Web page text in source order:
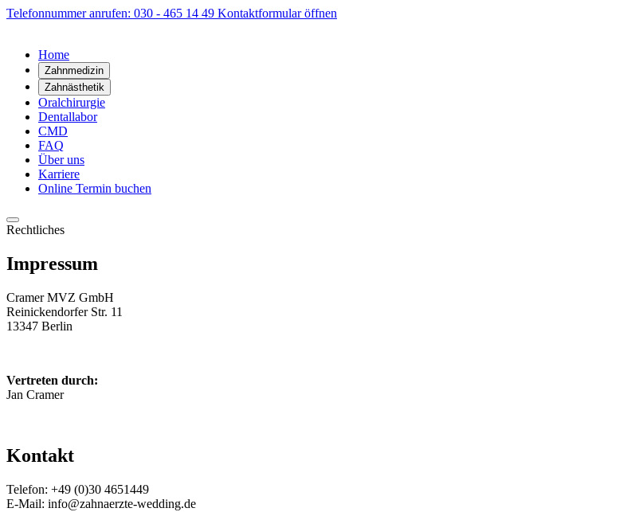
Telefonnummer anrufen: 030 - 465 14 49 Kontaktformular öffnen
Home
Zahnmedizin
Zahnästhetik
Oralchirurgie
Dentallabor
CMD
FAQ
Über uns
Karriere
Online Termin buchen
Rechtliches
Impressum
Cramer MVZ GmbH
Reinickendorfer Str. 11
13347 Berlin
Vertreten durch:
Jan Cramer
Kontakt
Telefon: +49 (0)30 4651449
E-Mail: info@zahnaerzte-wedding.de